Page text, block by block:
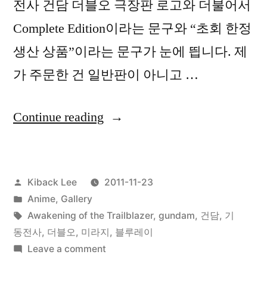
전사 건담 더블오 극장판 로고와 더불어서
Complete Edition이라는 문구와 “초회 한정
생산 상품”이라는 문구가 눈에 띕니다. 제
가 주문한 건 일반판이 아니고 …
Continue reading “기
사
건
담
더
Posted
by
Kiback Lee
2011-11-23
Posted
in
Anime, Gallery
Tags:
Awakening of the Trailblazer, gundam, 건담, 기
동전사, 더블오, 미라지, 블루레이
Leave a commenton